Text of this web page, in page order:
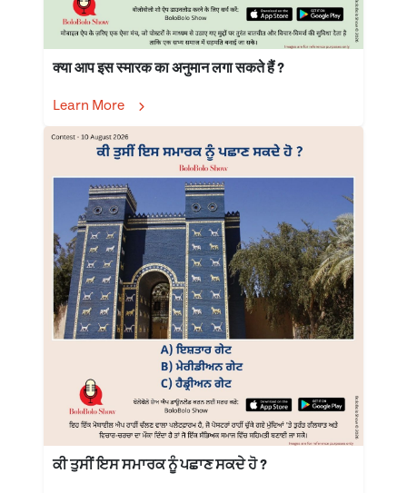
क्या आप इस स्मारक का अनुमान लगा सकते हैं ?
Learn More
ਕੀ ਤੁਸੀਂ ਇਸ ਸਮਾਰਕ ਨੂੰ ਪਛਾਣ ਸਕਦੇ ਹੋ ?